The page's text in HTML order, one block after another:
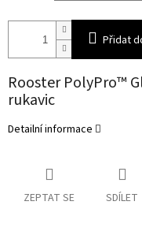
Přidat
Rooster PolyPro™
rukavic
Detailní informace
ZEPTAT SE SDÍLET